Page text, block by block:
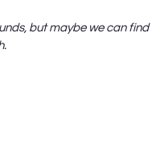
but maybe we can find